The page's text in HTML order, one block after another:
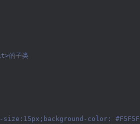
的子类
color: